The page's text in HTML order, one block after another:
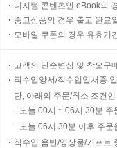
디지털 콘텐츠인 eBook의
중고상품의 경우 출고 완료
모바일 쿠폰의 경우 유효기
고객의 단순변심 및 착오구
직수입양서/직수입일서중
단, 아래의 주문/취소 조건
오늘 00시 ~ 06시 30분
오늘 06시 30분 이후 주
직수입 음반/영상물/기프트